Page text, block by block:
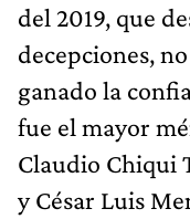
del 2019, que
decepciones,
ganado la
fue el mayor
Claudio Chiqui
y César Luis